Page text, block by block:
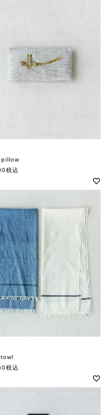
税込
税込